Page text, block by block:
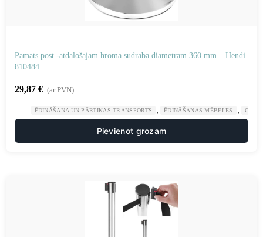
Pamats post -atdalošajam hroma sudraba diametram 360 mm – Hendi
810484
29,87 € (ar PVN)
ĒDINĀŠANA UN PĀRTIKAS TRANSPORTS ĒDINĀŠANAS MĒBELES
Pievienot grozam